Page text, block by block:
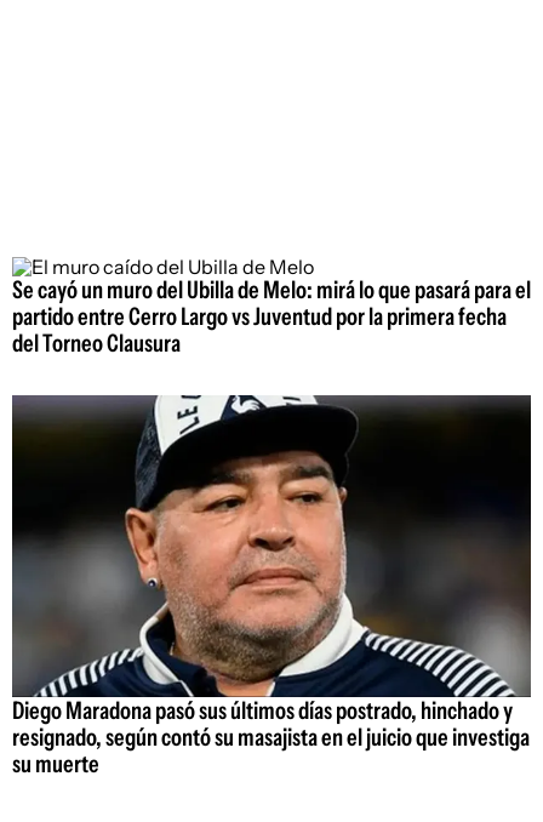
Se cayó un muro del Ubilla de Melo: mirá lo que pasará para el
partido entre Cerro Largo vs Juventud por la primera fecha
del Torneo Clausura
Diego Maradona pasó sus últimos días postrado, hinchado y
resignado, según contó su masajista en el juicio que investiga
su muerte